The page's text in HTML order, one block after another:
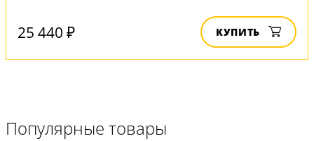
25 440 ₽ КУПИТЬ
Популярные товары